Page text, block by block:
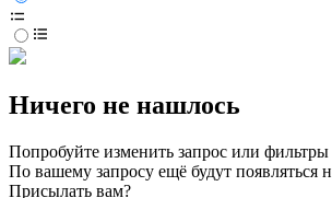
Ничего не нашлось
Попробуйте изменить запрос или фильтры
По вашему запросу ещё будут появляться
Присылать вам?